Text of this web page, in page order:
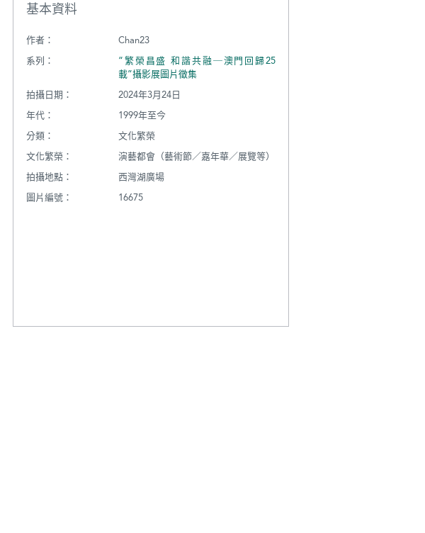
基本資料
作者：
Chan23
系列：
“繁榮昌盛 和諧共融─澳門回歸25
載”攝影展圖片徵集
拍攝日期：
2024年3月24日
年代：
1999年至今
分類：
文化繁榮
文化繁榮：
演藝都會（藝術節／嘉年華／展覽等）
拍攝地點：
西灣湖廣場
圖片編號：
16675